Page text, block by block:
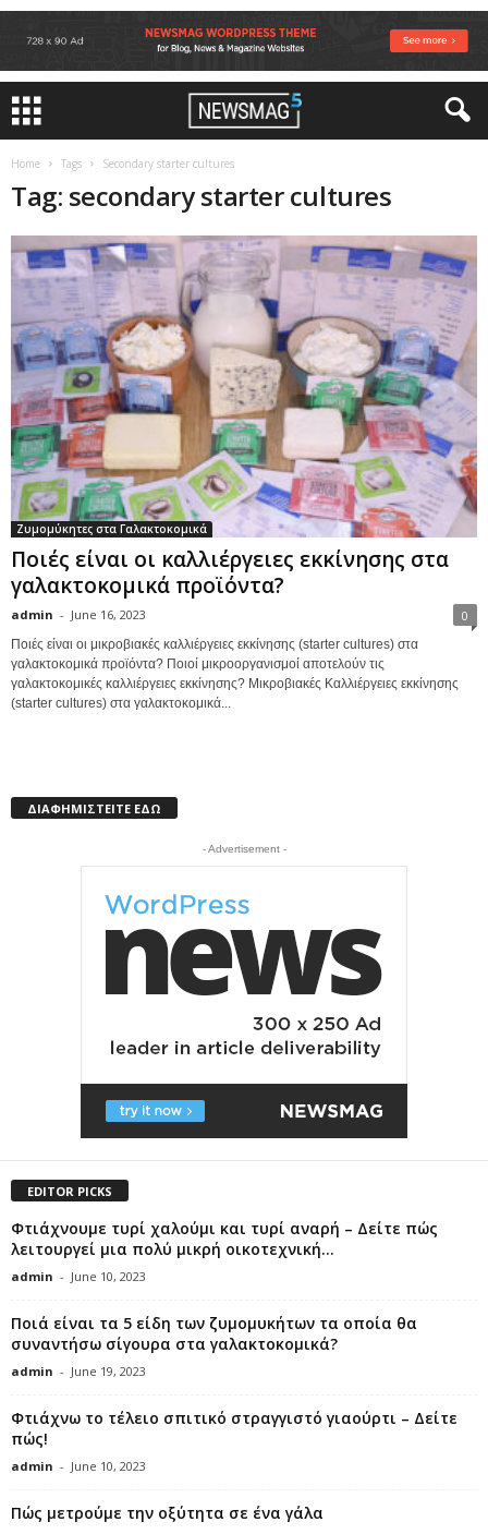
Home Tags Secondary starter cultures
Tag: secondary starter cultures
Ζυμομύκητες στα Γαλακτοκομικά
Ποιές είναι οι καλλιέργειες εκκίνησης στα
γαλακτοκομικά προϊόντα?
admin - June 16, 2023 0
Ποιές είναι οι μικροβιακές καλλιέργειες εκκίνησης (starter cultures) στα
γαλακτοκομικά προϊόντα? Ποιοί μικροοργανισμοί αποτελούν τις
γαλακτοκομικές καλλιέργειες εκκίνησης? Μικροβιακές Καλλιέργειες εκκίνησης
(starter cultures) στα γαλακτοκομικά...
ΔΙΑΦΗΜΙΣΤΕΙΤΕ ΕΔΩ
- Advertisement -
EDITOR PICKS
Φτιάχνουμε τυρί χαλούμι και τυρί αναρή – Δείτε πώς
λειτουργεί μια πολύ μικρή οικοτεχνική...
admin - June 10, 2023
Ποιά είναι τα 5 είδη των ζυμομυκήτων τα οποία θα
συναντήσω σίγουρα στα γαλακτοκομικά?
admin - June 19, 2023
Φτιάχνω το τέλειο σπιτικό στραγγιστό γιαούρτι – Δείτε
πώς!
admin - June 10, 2023
Πώς μετρούμε την οξύτητα σε ένα γάλα